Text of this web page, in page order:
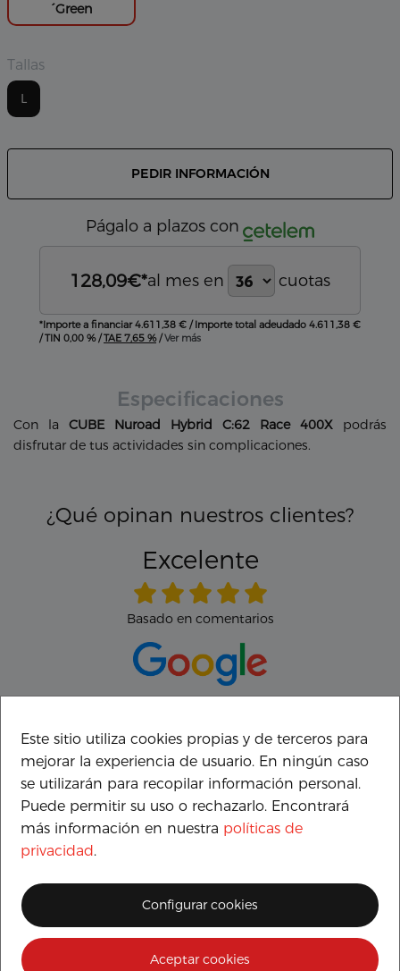
´Green
Tallas
L
PEDIR INFORMACIÓN
Págalo a plazos con
128,09€*al mes en cuotas
*Importe a financiar4.611,38 € /Importe total adeudado 4.611,38 €
/TIN 0,00 %/TAE 7,65 %/Ver más
Especificaciones
Con la CUBE Nuroad Hybrid C:62 Race 400X podrás
disfrutar de tus actividades sin complicaciones.
¿Qué opinan nuestros clientes?
Excelente
Basado en comentarios
Roc
¡Genial experiencia! Muy contento del trato
recibido. Me ha resuelto todas las dudas y he
podido probar la moto sin prisas. Son grandes
profesionales. Lo recomiendo. ¡Muchas gracias!!
Este sitio utiliza cookies propias y de terceros para
mejorar la experiencia de usuario. En ningún caso
se utilizarán para recopilar información personal.
Puede permitir su uso o rechazarlo. Encontrará
más información en nuestra políticas de
privacidad .
Configurar cookies
Aceptar cookies